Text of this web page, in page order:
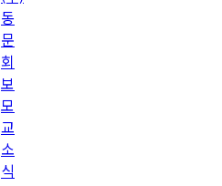
동
문
회
보
모
교
소
식